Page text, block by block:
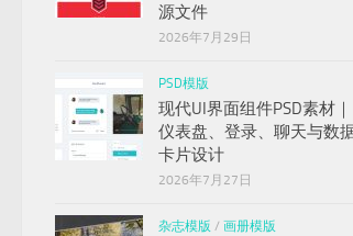
源文件
2026年7月29日
PSD模版
现代UI界面组件PSD素材｜
仪表盘、登录、聊天与数
卡片设计
2026年7月27日
杂志模版 / 画册模版